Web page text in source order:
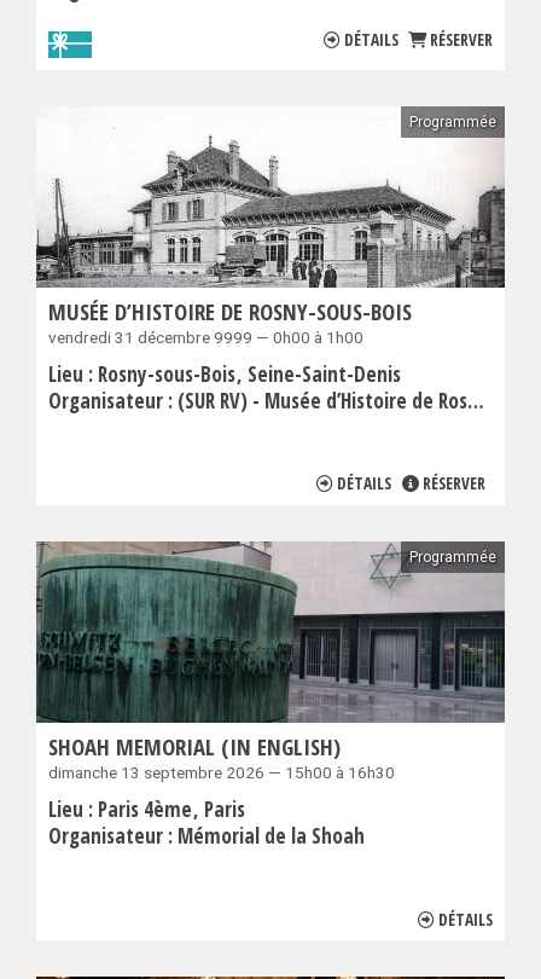
DÉTAILS RÉSERVER
Programmée
MUSÉE D’HISTOIRE DE ROSNY-SOUS-BOIS
vendredi 31 décembre 9999 — 0h00 à 1h00
Lieu : Rosny-sous-Bois Seine-Saint-Denis
Organisateur : (SUR RV) - Musée d’Histoire de Rosny-sous-Bois
DÉTAILS RÉSERVER
Programmée
SHOAH MEMORIAL (IN ENGLISH)
dimanche 13 septembre 2026 — 15h00 à 16h30
Lieu : Paris 4ème Paris
Organisateur : Mémorial de la Shoah
DÉTAILS